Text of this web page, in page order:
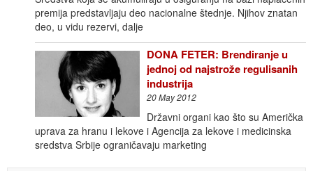
premija predstavljaju deo nacionalne štednje. Njihov znatan
deo, u vidu rezervi, dalje
DONA FETER: Brendiranje u
jednoj od najstrože regulisanih
industrija
20 May 2012
Državni organi kao što su Američka
uprava za hranu i lekove i Agencija za lekove i medicinska
sredstva Srbije ograničavaju marketing